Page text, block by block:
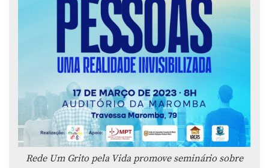
Rede Um Grito pela Vida promove seminário sobre